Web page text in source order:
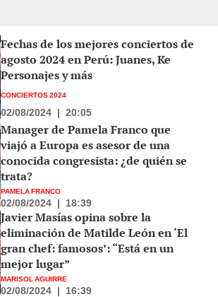
Fechas de los mejores conciertos de
agosto 2024 en Perú: Juanes, Ke
Personajes y más
CONCIERTOS 2024
02/08/2024 | 20:05
Manager de Pamela Franco que
viajó a Europa es asesor de una
conocida congresista: ¿de quién se
trata?
PAMELA FRANCO
02/08/2024 | 18:39
Javier Masías opina sobre la
eliminación de Matilde León en ‘El
gran chef: famosos’: “Está en un
mejor lugar”
MARISOL AGUIRRE
02/08/2024 | 16:39